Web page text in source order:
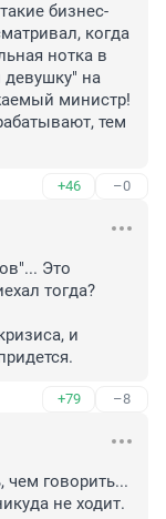
бизнес-
когда
нотка в
девушку" на
министр!
тем
+46 –0
Это
тогда?
и
+79 –8
чем говорить...
не ходит.